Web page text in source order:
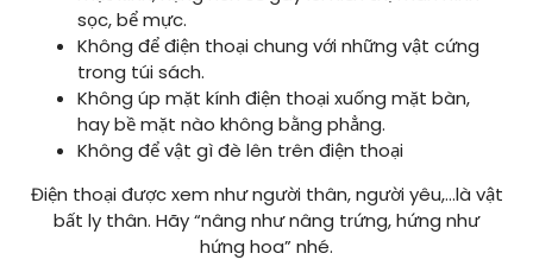
sọc, bể mực.
Không để điện thoại chung với những vật cứng
trong túi sách.
Không úp mặt kính điện thoại xuống mặt bàn,
hay bề mặt nào không bằng phẳng.
Không để vật gì đè lên trên điện thoại
Điện thoại được xem như người thân, người yêu,…là vật
bất ly thân. Hãy “nâng như nâng trứng, hứng như
hứng hoa” nhé.